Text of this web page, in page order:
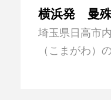
横浜発 曼
埼玉県日高市
（こまがわ）